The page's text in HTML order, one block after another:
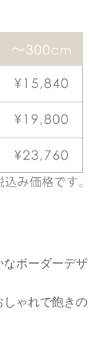
なボーダーデザ
しゃれで飽きの